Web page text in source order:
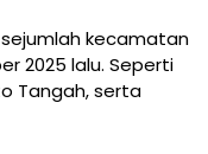
sejumlah kecamatan
2025 lalu. Seperti
Tangah, serta